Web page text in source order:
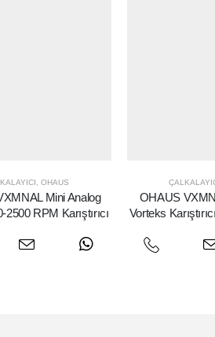
, OHAUS
Mini Analog
RPM Karıştırıcı
OHAUS
Vorteks